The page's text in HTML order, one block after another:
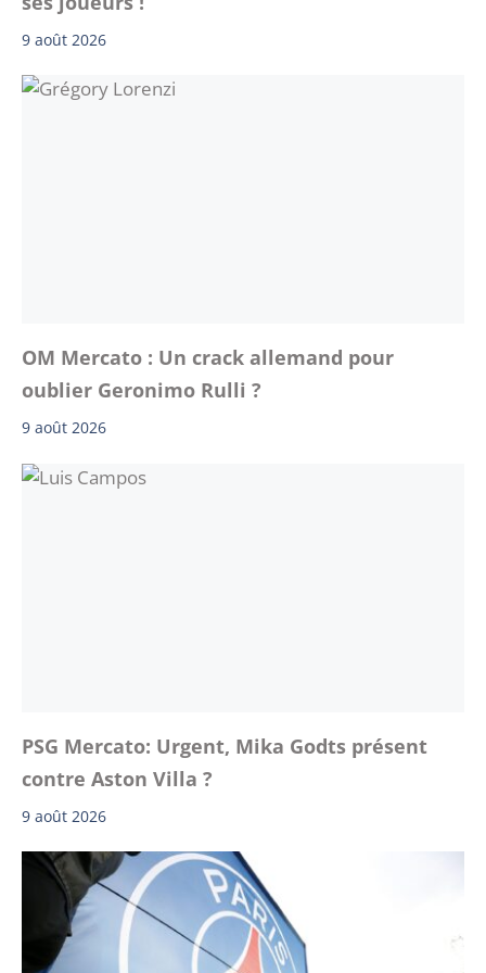
9 août 2026
OM Mercato : Un crack allemand pour
oublier Geronimo Rulli ?
9 août 2026
PSG Mercato: Urgent, Mika Godts présent
contre Aston Villa ?
9 août 2026